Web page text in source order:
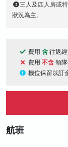
三人及四人房或
狀況為主。
費用 含 往返
費用 不含 領
機位保留以訂
航班